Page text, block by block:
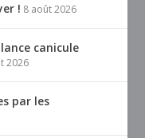
! 8 août 2026
canicule
2026
par les